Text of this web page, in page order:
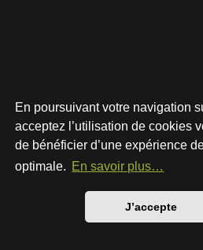
En poursuivant votre navigation
acceptez l’utilisation de cookies
de bénéficier d’une expérience
optimale. En savoir plus…
J’accepte
Développé parphpBB® Forum
Style par
Traduction française